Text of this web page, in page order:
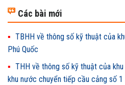
Các bài mới
TBHH về thông số kỹ thuật của
Phú Quốc
THH về thông số kỹ thuật của
khu nước chuyển tiếp cầu cảng số 1